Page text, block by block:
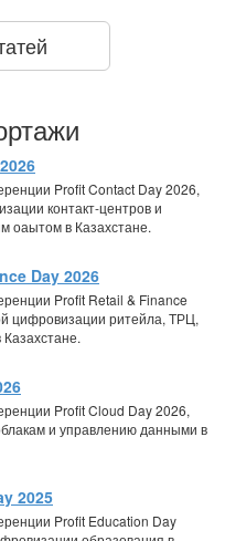
Profit Contact Day 2026,
контакт-центров и
оаытом в Казахстане.
Day 2026
Profit Retail & Finance
цифровизации ритейла, ТРЦ,
Profit Cloud Day 2026,
и управлению данными в
2025
Profit Education Day